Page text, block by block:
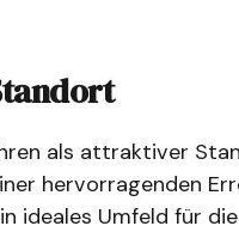
als attraktiver
hervorragenden
ideales Umfeld für